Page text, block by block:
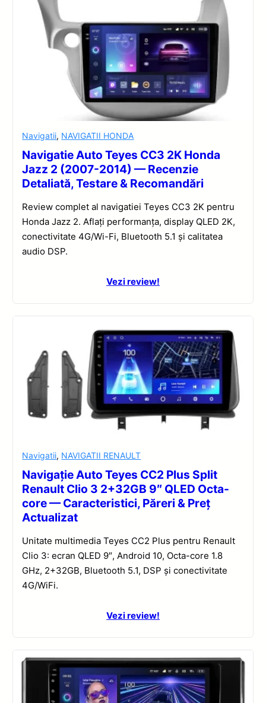
Navigatii, NAVIGATII HONDA
Navigatie Auto Teyes CC3 2K Honda
Jazz 2 (2007-2014) — Recenzie
Detaliată, Testare & Recomandări
Review complet al navigatiei Teyes CC3 2K pentru
Honda Jazz 2. Aflați performanța, display QLED 2K,
conectivitate 4G/Wi-Fi, Bluetooth 5.1 și calitatea
audio DSP.
Vezi review!
Navigatii, NAVIGATII RENAULT
Navigație Auto Teyes CC2 Plus Split
Renault Clio 3 2+32GB 9″ QLED Octa-
core — Caracteristici, Păreri & Preț
Actualizat
Unitate multimedia Teyes CC2 Plus pentru Renault
Clio 3: ecran QLED 9″, Android 10, Octa-core 1.8
GHz, 2+32GB, Bluetooth 5.1, DSP și conectivitate
4G/WiFi.
Vezi review!